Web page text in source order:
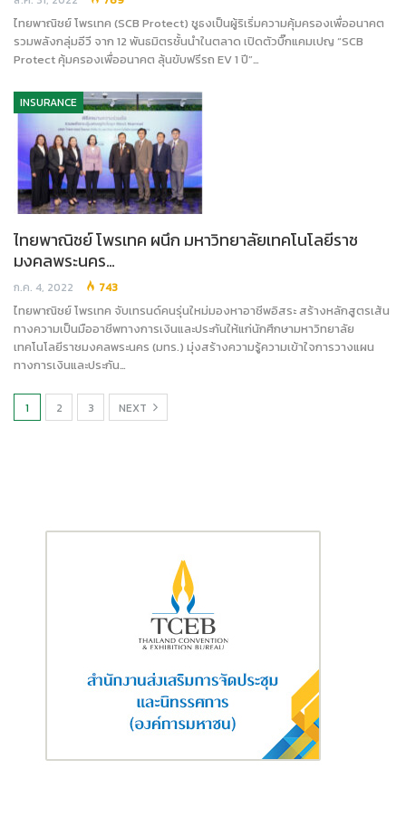
ไทยพาณิชย์ โพรเทค (SCB Protect) ชูธงเป็นผู้ริเริ่มความคุ้มครองเพื่ออนาคต
รวมพลังกลุ่มอีวี จาก 12 พันธมิตรชั้นนำในตลาด เปิดตัวบิ๊กแคมเปญ “SCB
Protect คุ้มครองเพื่ออนาคต ลุ้นขับฟรีรถ EV 1 ปี”…
INSURANCE
ไทยพาณิชย์ โพรเทค ผนึก มหาวิทยาลัยเทคโนโลยีราช
มงคลพระนคร…
ก.ค. 4, 2022 743
ไทยพาณิชย์ โพรเทค จับเทรนด์คนรุ่นใหม่มองหาอาชีพอิสระ สร้างหลักสูตรเส้น
ทางความเป็นมืออาชีพทางการเงินและประกันให้แก่นักศึกษามหาวิทยาลัย
เทคโนโลยีราชมงคลพระนคร (มทร.) มุ่งสร้างความรู้ความเข้าใจการวางแผน
ทางการเงินและประกัน…
1 2 3 NEXT